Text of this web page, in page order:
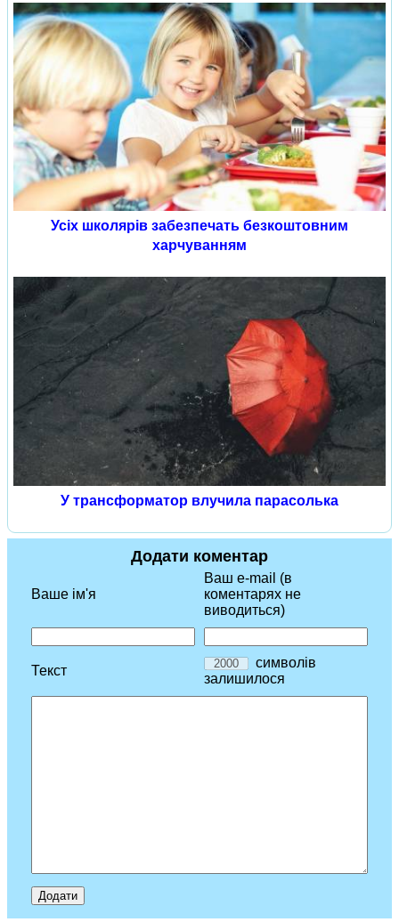
Усіх школярів забезпечать безкоштовним
харчуванням
У трансформатор влучила парасолька
Додати коментар
Ваше ім'я
Ваш e-mail (в
коментарях не
виводиться)
Текст
символів
залишилося